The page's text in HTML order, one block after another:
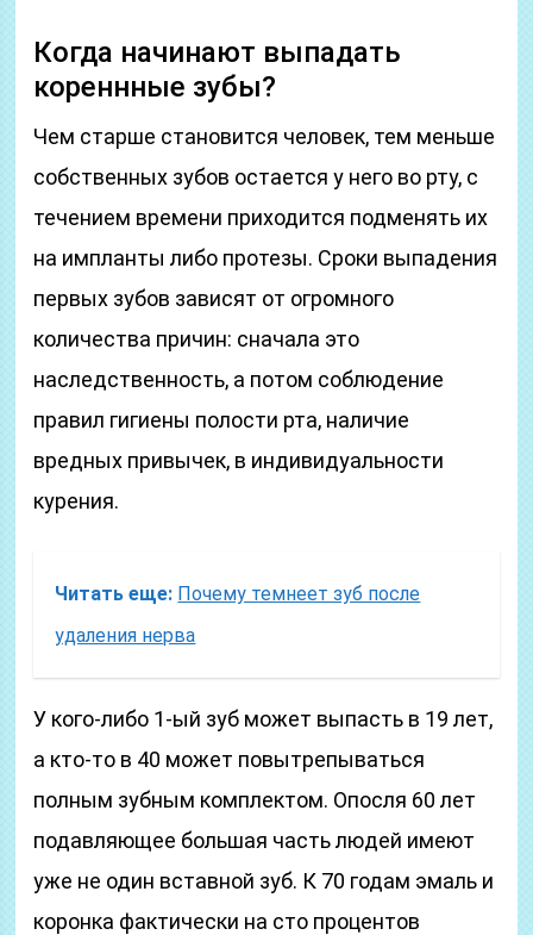
Когда начинают выпадать
кореннные зубы?
Чем старше становится человек, тем меньше
собственных зубов остается у него во рту, с
течением времени приходится подменять их
на импланты либо протезы. Сроки выпадения
первых зубов зависят от огромного
количества причин: сначала это
наследственность, а потом соблюдение
правил гигиены полости рта, наличие
вредных привычек, в индивидуальности
курения.
Читать еще: Почему темнеет зуб после
удаления нерва
У кого-либо 1-ый зуб может выпасть в 19 лет,
а кто-то в 40 может повытрепываться
полным зубным комплектом. Опосля 60 лет
подавляющее большая часть людей имеют
уже не один вставной зуб. К 70 годам эмаль и
коронка фактически на сто процентов